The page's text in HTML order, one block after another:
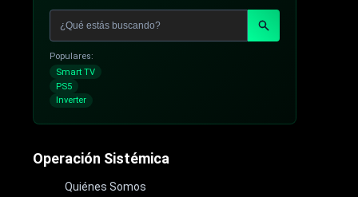
Populares:
Smart TV
PS5
Inverter
Operación Sistémica
Quiénes Somos